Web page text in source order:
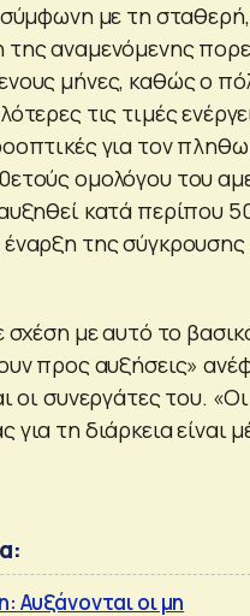
σύμφωνη με τη
της αναμενόμενης
μήνες, καθώς ο
τις τιμές
για τον
ομολόγου του
κατά περίπου
της σύγκρουσης
σχέση με αυτό το
προς αυξήσεις»
οι συνεργάτες του. «Οι
τη διάρκεια είναι
Αυξάνονται οι μη